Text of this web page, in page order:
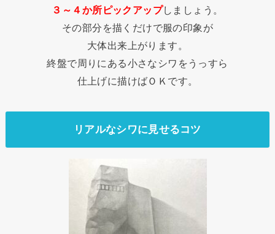
３～４か所ピックアップしましょう。
その部分を描くだけで服の印象が
大体出来上がります。
終盤で周りにある小さなシワをうっすら
仕上げに描けばＯＫです。
リアルなシワに見せるコツ